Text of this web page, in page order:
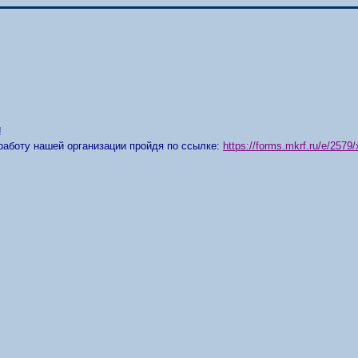
нашей организации пройдя по ссылке: https://forms.mkrf.ru/e/